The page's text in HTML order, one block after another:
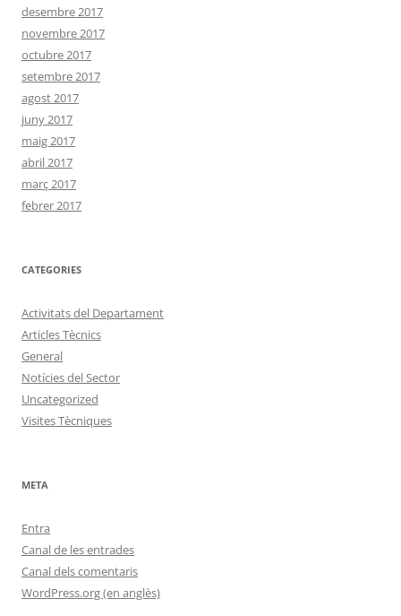
desembre 2017
novembre 2017
octubre 2017
setembre 2017
agost 2017
juny 2017
maig 2017
abril 2017
març 2017
febrer 2017
CATEGORIES
Activitats del Departament
Articles Tècnics
General
Notícies del Sector
Uncategorized
Visites Tècniques
META
Entra
Canal de les entrades
Canal dels comentaris
WordPress.org (en anglès)